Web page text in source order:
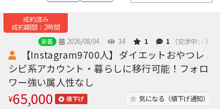
成約済み
成約期間：2時間
新着 2026/08/04 34 1 1 （交渉中 : - ）
【Instagram9700人】ダイエットおやつレ
シピ系アカウント・暮らしに移行可能！フォロ
ワー強い属人性なし
¥65,000 値下げ 気になる（値下げ通知）